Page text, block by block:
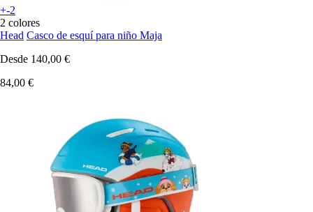
+-2
2 colores
Head Casco de esquí para niño Maja
Desde 140,00 €
84,00 €